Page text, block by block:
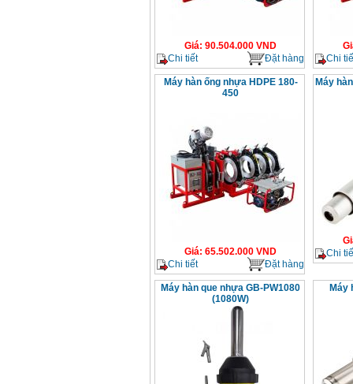
Giá: 90.504.000 VND
Chi tiết
Đặt hàng
Chi
Máy hàn ống nhựa HDPE 180-
450
Giá: 65.502.000 VND
Chi tiết
Đặt hàng
Máy
Chi
Máy hàn que nhựa GB-PW1080
(1080W)
Máy